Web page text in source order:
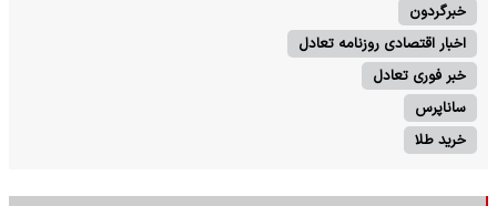
خبرگردون
اخبار اقتصادی روزنامه تعادل
خبر فوری تعادل
ساناپرس
خرید طلا